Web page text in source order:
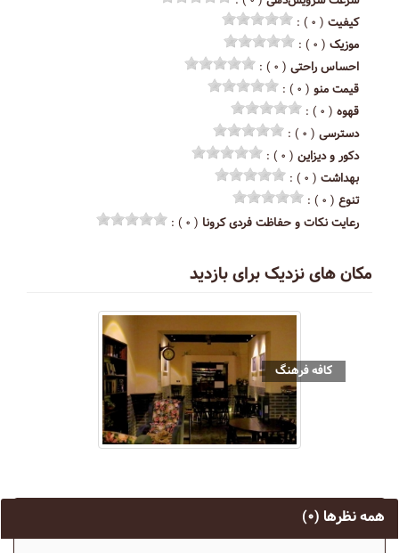
کیفیت ( ۰ ) :
موزیک ( ۰ ) :
احساس راحتی ( ۰ ) :
قیمت منو ( ۰ ) :
قهوه ( ۰ ) :
دسترسی ( ۰ ) :
دکور و دیزاین ( ۰ ) :
بهداشت ( ۰ ) :
تنوع ( ۰ ) :
رعایت نکات و حفاظت فردی کرونا ( ۰ ) :
مکان های نزدیک برای بازدید
کافه فرهنگ
همه نظرها (۰)